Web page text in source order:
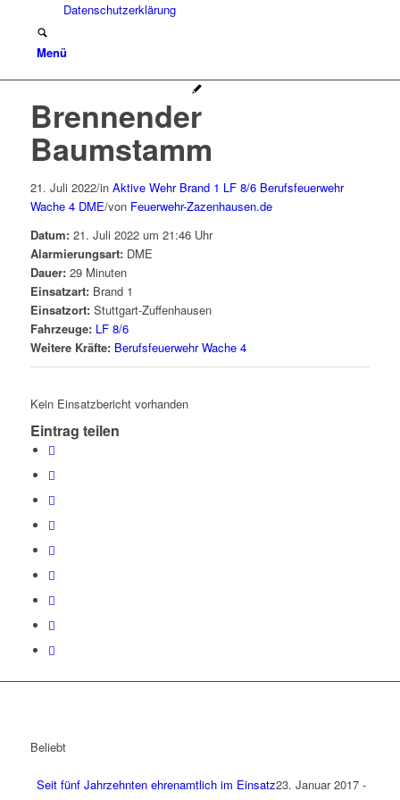
Datenschutzerklärung
Menü
Brennender
Baumstamm
21. Juli 2022/in Aktive Wehr Brand 1 LF 8/6 Berufsfeuerwehr
Wache 4 DME/von Feuerwehr-Zazenhausen.de
Datum:21. Juli 2022 um 21:46 Uhr
Alarmierungsart:DME
Dauer:29 Minuten
Einsatzart:Brand 1
Einsatzort:Stuttgart-Zuffenhausen
Fahrzeuge: LF 8/6
Weitere Kräfte: Berufsfeuerwehr Wache 4
Kein Einsatzbericht vorhanden
Eintrag teilen
Beliebt
Seit fünf Jahrzehnten ehrenamtlich im Einsatz23. Januar 2017 -